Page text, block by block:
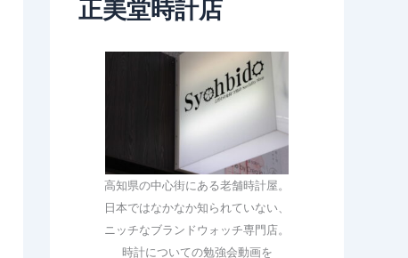
正美堂時計店
高知県の中心街にある老舗時計屋。
日本ではなかなか知られていない、
ニッチなブランドウォッチ専門店。
時計についての勉強会動画を